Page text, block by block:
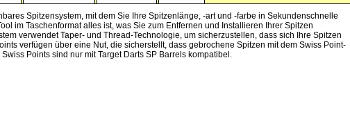
Spitzensystem, mit dem Sie Ihre Spitzenlänge, -art und -farbe in Sekundenschnelle
im Taschenformat alles ist, was Sie zum Entfernen und Installieren Ihrer Spitzen
verwendet Taper- und Thread-Technologie, um sicherzustellen, dass sich Ihre Spitzen
verfügen über eine Nut, die sicherstellt, dass gebrochene Spitzen mit dem Swiss Point-
Points sind nur mit Target Darts SP Barrels kompatibel.